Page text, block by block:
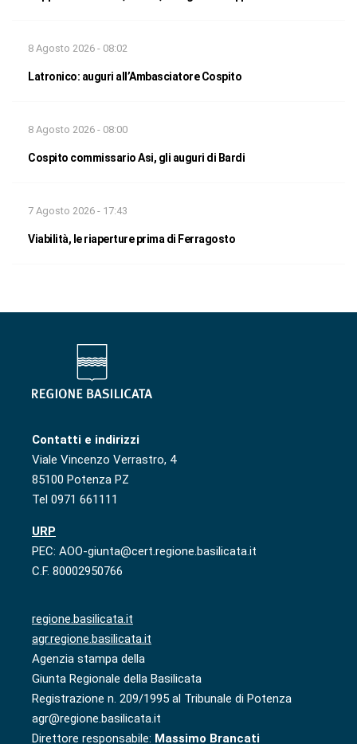
8 Agosto 2026 - 08:02
Latronico: auguri all’Ambasciatore Cospito
8 Agosto 2026 - 08:00
Cospito commissario Asi, gli auguri di Bardi
7 Agosto 2026 - 17:43
Viabilità, le riaperture prima di Ferragosto
Contatti e indirizzi
Viale Vincenzo Verrastro, 4
85100 Potenza PZ
Tel 0971 661111
URP
PEC: AOO-giunta@cert.regione.basilicata.it
C.F. 80002950766
regione.basilicata.it
agr.regione.basilicata.it
Agenzia stampa della
Giunta Regionale della Basilicata
Registrazione n. 209/1995 al Tribunale di Potenza
agr@regione.basilicata.it
Direttore responsabile: Massimo Brancati